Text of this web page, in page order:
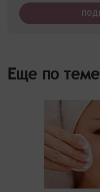
Еще по теме